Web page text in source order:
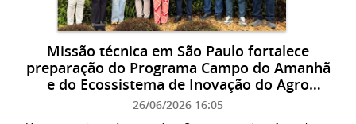
Missão técnica em São Paulo fortalece
preparação do Programa Campo do Amanhã
e do Ecossistema de Inovação do Agro
Capixaba
26/06/2026 16:05